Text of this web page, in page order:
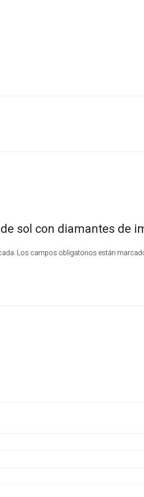
sol con diamantes de
Los campos obligatorios están